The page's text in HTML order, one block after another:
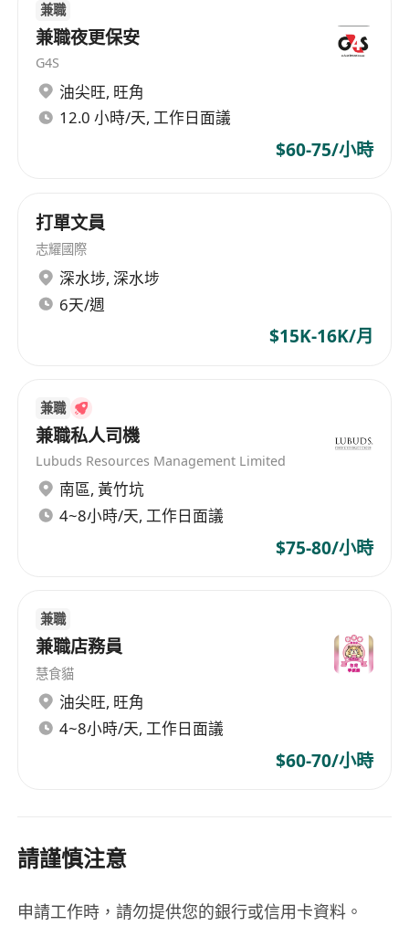
香港地區領先的設施管理服務公司之一，在中國及
香港地區擁有超過5家公司，並始終致力於幫助客戶
開發量身定制的解決方案和提供業界高品質服務。
我們深受客戶信賴的品牌在技術服務、安保服務、
環境服務、綜合餐飲在內的一攬子設施管理服務的
本的投資，也成為公司發展歷史上另一個重要的里
在能源管理、物聯網科技驅動的綜合設施管理領域
為客戶提供降本提效的高附加值服務，並以建立香
港頂尖的設施管理服務企業為使命。
兼職
兼職夜更保安
G4S
油尖旺, 旺角
12.0 小時/天, 工作日面議
$60-75/小時
打單文員
志耀國際
深水埗, 深水埗
6天/週
$15K-16K/月
兼職
兼職私人司機
Lubuds Resources Management Limited
南區, 黃竹坑
4~8小時/天, 工作日面議
$75-80/小時
兼職
兼職店務員
慧食貓
油尖旺, 旺角
4~8小時/天, 工作日面議
$60-70/小時
請謹慎注意
申請工作時，請勿提供您的銀行或信用卡資料。